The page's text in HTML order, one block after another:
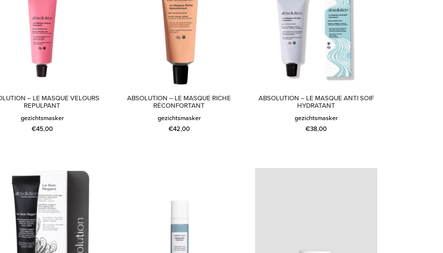
– LE MASQUE VELOURS
REPULPANT
gezichtsmasker
€45,00
ABSOLUTION – LE MASQUE RICHE
RÉCONFORTANT
gezichtsmasker
€42,00
ABSOLUTION – LE MASQUE ANTI SOIF
HYDRATANT
gezichtsmasker
€38,00